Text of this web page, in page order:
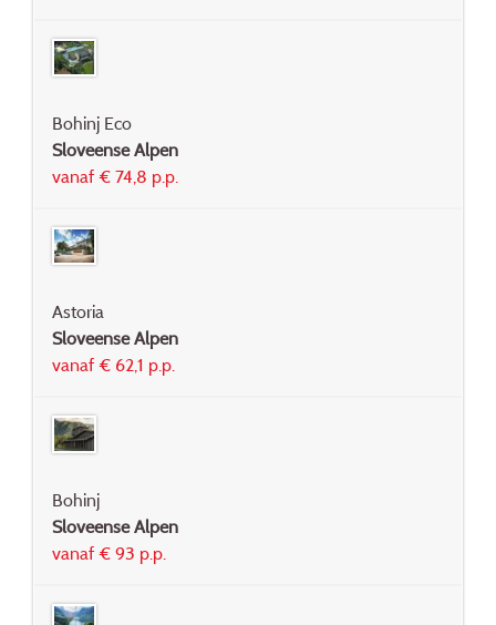
Bohinj Eco
Sloveense Alpen
vanaf € 74,8 p.p.
Astoria
Sloveense Alpen
vanaf € 62,1 p.p.
Bohinj
Sloveense Alpen
vanaf € 93 p.p.